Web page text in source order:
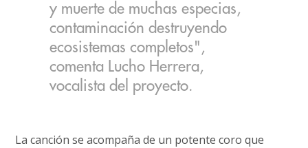
y muerte de muchas especias,
contaminación destruyendo
ecosistemas completos",
comenta Lucho Herrera,
vocalista del proyecto.
La canción se acompaña de un potente coro que